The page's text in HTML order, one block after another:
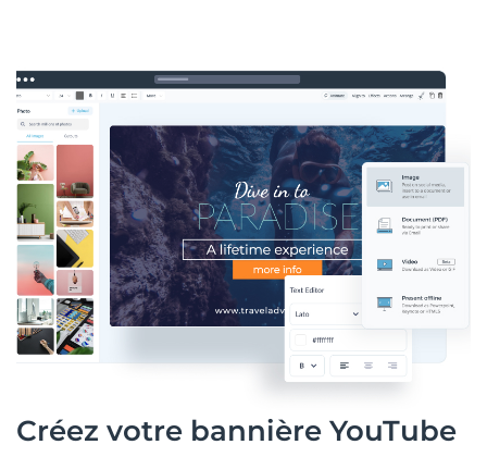
Créez votre bannière YouTube